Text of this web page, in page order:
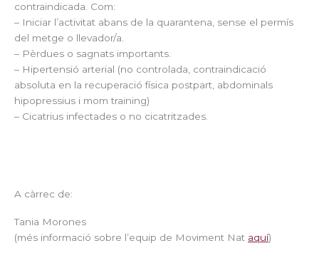
contraindicada. Com:
– Iniciar l’activitat abans de la quarantena, sense el permís
del metge o llevador/a.
– Pèrdues o sagnats importants.
– Hipertensió arterial (no controlada, contraindicació
absoluta en la recuperació física postpart, abdominals
hipopressius i mom training)
– Cicatrius infectades o no cicatritzades.
A càrrec de:
Tania Morones
(més informació sobre l’equip de Moviment Nat aquí)